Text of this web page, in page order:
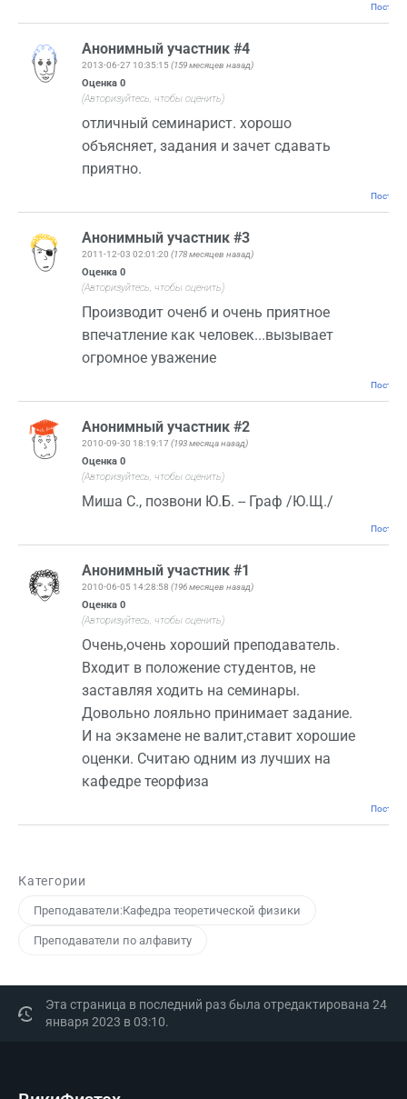
Анонимный участник #4
2013-06-27 10:35:15 (159 месяцев назад)
Оценка 0
(Авторизуйтесь, чтобы оценить)
отличный семинарист. хорошо
объясняет, задания и зачет сдавать
приятно.
Анонимный участник #3
2011-12-03 02:01:20 (178 месяцев назад)
Оценка 0
(Авторизуйтесь, чтобы оценить)
Производит оченб и очень приятное
впечатление как человек...вызывает
огромное уважение
Анонимный участник #2
2010-09-30 18:19:17 (193 месяца назад)
Оценка 0
(Авторизуйтесь, чтобы оценить)
Миша C., позвони Ю.Б. -- Граф /Ю.Щ./
Анонимный участник #1
2010-06-05 14:28:58 (196 месяцев назад)
Оценка 0
(Авторизуйтесь, чтобы оценить)
Очень,очень хороший преподаватель.
Входит в положение студентов, не
заставляя ходить на семинары.
Довольно лояльно принимает задание.
И на экзамене не валит,ставит хорошие
оценки. Считаю одним из лучших на
кафедре теорфиза
Категории
Преподаватели:Кафедра теоретической физики
Преподаватели по алфавиту
Эта страница в последний раз была отредактирована 24
января 2023 в 03:10.